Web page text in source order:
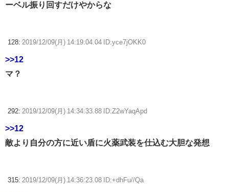
ーベル振り回すだけやからな
128: 2019/12/09(月) 14:19:04.04 ID:yce7jOKK0
>>12
マ？
292: 2019/12/09(月) 14:34:33.88 ID:Z2wYaqApd
>>12
敵より自分の方に近い盾に火薬武装を仕込む大胆な発想
315: 2019/12/09(月) 14:36:23.08 ID:+dhFu//Qa